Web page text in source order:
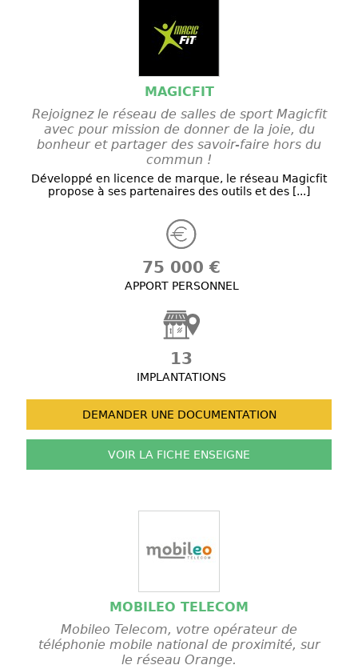
MAGICFIT
Rejoignez le réseau de salles de sport Magicfit
avec pour mission de donner de la joie, du
bonheur et partager des savoir-faire hors du
commun !
Développé en licence de marque, le réseau Magicfit
propose à ses partenaires des outils et des [...]
75 000 €
APPORT PERSONNEL
13
IMPLANTATIONS
DEMANDER UNE DOCUMENTATION
VOIR LA FICHE ENSEIGNE
MOBILEO TELECOM
Mobileo Telecom, votre opérateur de
téléphonie mobile national de proximité, sur
le réseau Orange.